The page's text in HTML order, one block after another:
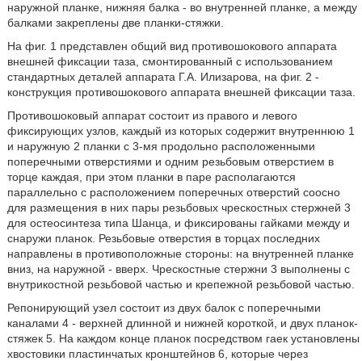
наружной планке, нижняя балка - во внутренней планке, а между
балками закреплены две планки-стяжки.
На фиг. 1 представлен общий вид противошокового аппарата
внешней фиксации таза, смонтированный с использованием
стандартных деталей аппарата Г.А. Илизарова, на фиг. 2 -
конструкция противошокового аппарата внешней фиксации таза.
Противошоковый аппарат состоит из правого и левого
фиксирующих узлов, каждый из которых содержит внутреннюю 1
и наружную 2 планки с 3-мя продольно расположенными
поперечными отверстиями и одним резьбовым отверстием в
торце каждая, при этом планки в паре располагаются
параллельно с расположением поперечных отверстий соосно
для размещения в них пары резьбовых чрескостных стержней 3
для остеосинтеза типа Шанца, и фиксированы гайками между и
снаружи планок. Резьбовые отверстия в торцах последних
направлены в противоположные стороны: на внутренней планке
вниз, на наружной - вверх. Чрескостные стержни 3 выполнены с
внутрикостной резьбовой частью и крепежной резьбовой частью.
Репонирующий узел состоит из двух балок с поперечными
каналами 4 - верхней длинной и нижней короткой, и двух планок-
стяжек 5. На каждом конце планок посредством гаек установлены
хвостовики пластинчатых кронштейнов 6, которые через